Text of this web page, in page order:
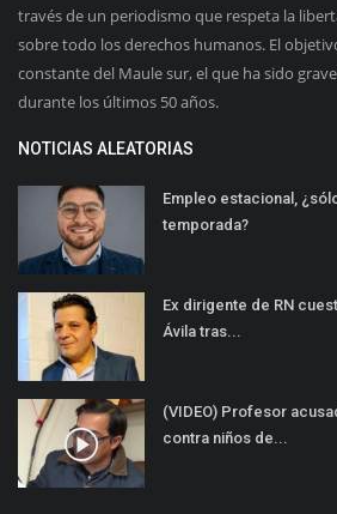
través de un periodismo que respeta la
sobre todo los derechos humanos. El
constante del Maule sur, el que ha sido
durante los últimos 50 años.
NOTICIAS ALEATORIAS
Empleo estacional,
temporada?
Ex dirigente de RN
Ávila tras...
(VIDEO) Profesor
contra niños de...